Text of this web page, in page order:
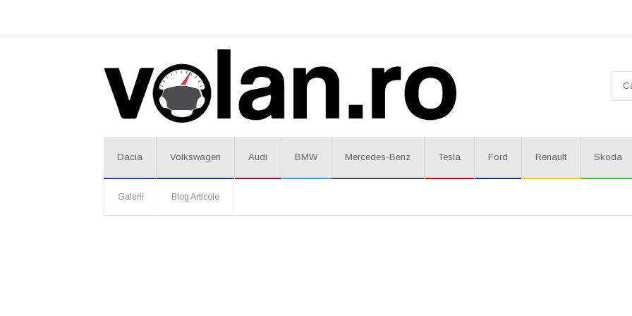
Dacia Volkswagen Audi BMW Mercedes-Benz Tesla Ford Renault Skoda
Galerii Blog Articole